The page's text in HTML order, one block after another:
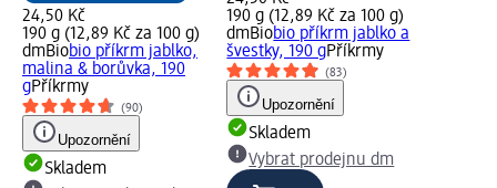
24,50 Kč
190 g (12,89 Kč za 100 g)
dmBiobio příkrm jablko,
malina & borůvka, 190
gPříkrmy
(90)
Upozornění
Skladem
190 g (12,89 Kč za 100 g)
dmBiobio příkrm jablko a
švestky, 190 gPříkrmy
(83)
Upozornění
Skladem
Vybrat prodejnu dm